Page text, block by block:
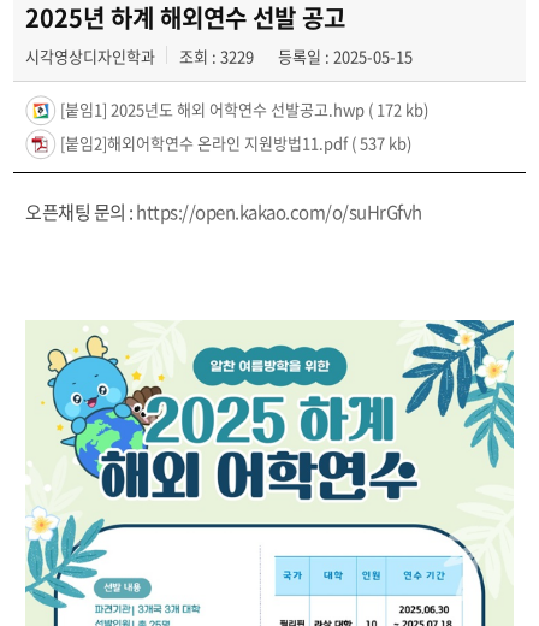
학생 인터뷰
2025년 하계 해외연수 선발 공고
시각영상디자인학과 조회 : 3229 등록일 : 2025-05-15
[붙임1] 2025년도 해외 어학연수 선발공고.hwp ( 172 kb)
[붙임2]해외어학연수 온라인 지원방법11.pdf( 537 kb)
오픈채팅 문의 :https://open.kakao.com/o/suHrGfvh